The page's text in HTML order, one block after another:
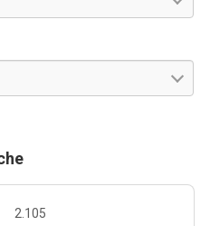
2.105